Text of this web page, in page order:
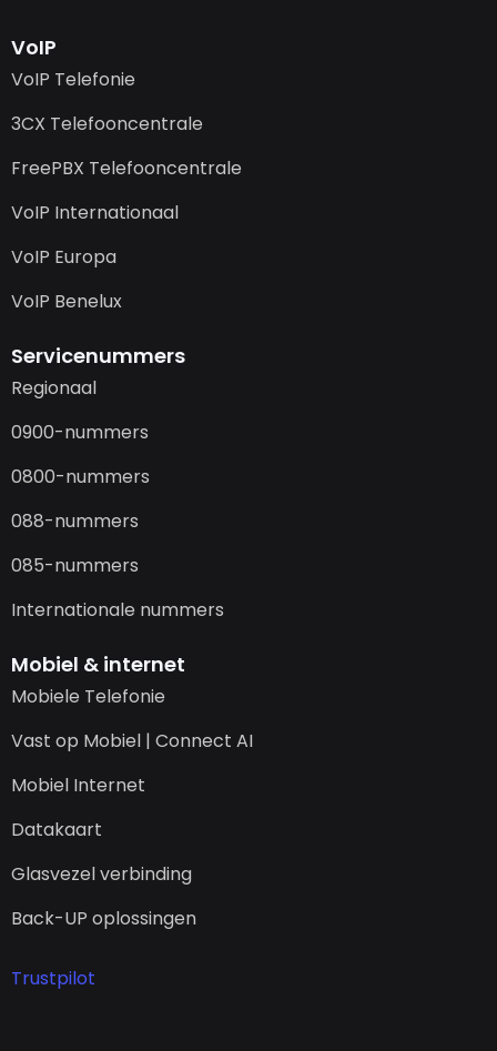
VoIP
VoIP Telefonie
3CX Telefooncentrale
FreePBX Telefooncentrale
VoIP Internationaal
VoIP Europa
VoIP Benelux
Servicenummers
Regionaal
0900-nummers
0800-nummers
088-nummers
085-nummers
Internationale nummers
Mobiel & internet
Mobiele Telefonie
Vast op Mobiel | Connect AI
Mobiel Internet
Datakaart
Glasvezel verbinding
Back-UP oplossingen
Trustpilot